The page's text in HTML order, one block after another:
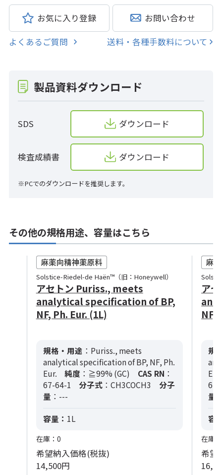
お気に入り登録 お問い合わせ
よくあるご質問 送料・各種手数料について
製品資料ダウンロード
SDS ダウンロード
検査成績書 ダウンロード
※PCでのダウンロードを推奨します。
その他の規格用途、容量はこちら
Solstice-Riedel-de Haën™（旧：Honeywell）
アセトン Puriss., meets
analytical specification of BP,
NF, Ph. Eur. (1L)
規格・用途 ：Puriss., meets
analytical specification of BP, NF, Ph.
Eur.
純度 ：≧99% (GC) CAS RN ：
67-64-1
分子式 ：CH3COCH3
分子
量 ：---
容量： 1L
在庫：0
希望納入価格(税抜)
14,500円
ア
NF,
規
Eur.
量
容
在庫
希望